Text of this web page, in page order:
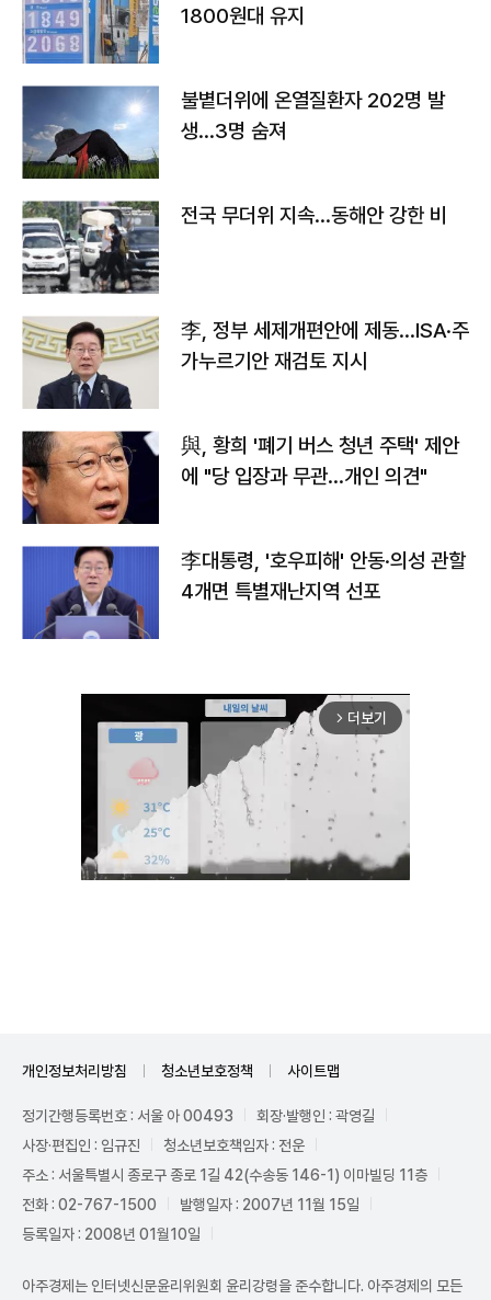
1800원대 유지
불볕더위에 온열질환자 202명 발
생…3명 숨져
전국 무더위 지속…동해안 강한 비
李, 정부 세제개편안에 제동…ISA·주
가누르기안 재검토 지시
與, 황희 '폐기 버스 청년 주택' 제안
에 "당 입장과 무관…개인 의견"
李대통령, '호우피해' 안동·의성 관할
4개면 특별재난지역 선포
arrow_forward_ios 더보기
개인정보처리방침 청소년보호정책 사이트맵
정기간행등록번호 : 서울 아 00493
회장·발행인 : 곽영길
사장·편집인 : 임규진
청소년보호책임자 : 전운
주소 : 서울특별시 종로구 종로 1길 42(수송동 146-1) 이마빌딩 11층
전화 : 02-767-1500
발행일자 : 2007년 11월 15일
등록일자 : 2008년 01월10일
아주경제는 인터넷신문윤리위원회 윤리강령을 준수합니다. 아주경제의 모든